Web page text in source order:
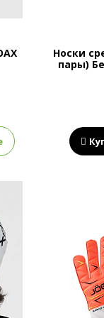
Носки
пары)